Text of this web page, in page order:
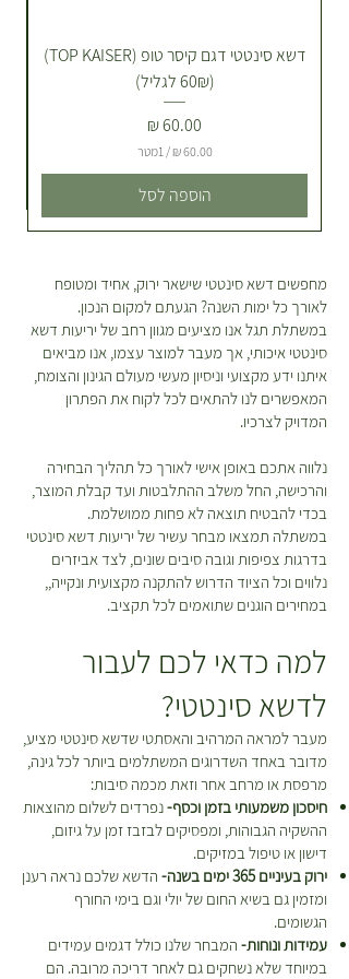
דשא סינטטי דגם קיסר טופ (TOP KAISER)
(60₪ לגליל)
מחיר
‏60.00 ‏₪
/1מטר
0
.
₪
ל
1
מ
ט
הוספה לסל
ייצרו עמכם קשר טלפוני לתיאום. ניתן
להזמין משלוח ליום אחרי בתיאום
מראש באיזור רעננה כפר סבא. *לא
ניתן לתאם שעת הגעה ספציפית של
השליח! ניתן לברר ערב לפני יום
המשלוח שלך לגבי צפי לטווח שעות
מצומצם להגעה אליך :) מהי מדיניות
להחזיר? אין שום בעיה! כל מוצר
שקיבלתם מאיתנו ניתן להחזרה או
החלפה כל עוד דווח בטווח של 48
שעות מקבלת המשלוח. ישנה עלות של
30 ש”ח בעבור המשלוח. במידה
ובחרתם להחזיר פריטים תהיה עלות
המקוריים ואלו יקוזזו מהזיכוי שמגיע
לכם. *יש לטפל בצמחים על פי
ההוראות המופיעות על גבי כל צמח
בעמוד המוצר עד למועד ביצוע
ההחזרה\החלפה.
מחפשים דשא סינטטי שישאר ירוק, אחיד ומטופח
לאורך כל ימות השנה? הגעתם למקום הנכון.
במשתלת תגל אנו מציעים מגוון רחב של יריעות דשא
סינטטי איכותי, אך מעבר למוצר עצמו, אנו מביאים
איתנו ידע מקצועי וניסיון מעשי מעולם הגינון והצומח,
המאפשרים לנו להתאים לכל לקוח את הפתרון
המדויק לצרכיו.
נלווה אתכם באופן אישי לאורך כל תהליך הבחירה
והרכישה, החל משלב ההתלבטות ועד קבלת המוצר,
בכדי להבטיח תוצאה לא פחות ממושלמת.
במשתלה תמצאו מבחר עשיר של יריעות דשא סינטטי
בדרגות צפיפות וגובה סיבים שונים, לצד אביזרים
נלווים וכל הציוד הדרוש להתקנה מקצועית ונקייה,,
במחירים הוגנים שתואמים לכל תקציב.
למה כדאי לכם לעבור
לדשא סינטטי?
מעבר למראה המרהיב והאסתטי שדשא סינטטי מציע,
מדובר באחד השדרוגים המשתלמים ביותר לכל גינה,
מרפסת או מרחב אחר וזאת מכמה סיבות:
חיסכון משמעותי בזמן וכסף-נפרדים לשלום מהוצאות
ההשקיה הגבוהות, ומפסיקים לבזבז זמן על גיזום,
דישון או טיפול במזיקים.
ירוק בעיניים 365 ימים בשנה-
הדשא שלכם נראה רענן
ומזמין גם בשיא החום של יולי וגם בימי החורף
הגשומים.
עמידות ונוחות- המבחר שלנו כולל דגמים עמידים
במיוחד שלא נשחקים גם לאחר דריכה מרובה. הם